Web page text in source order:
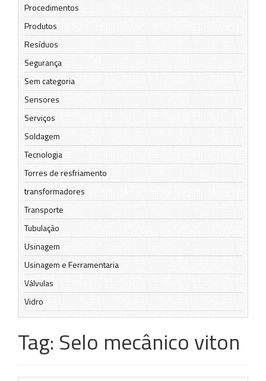
Procedimentos
Produtos
Resíduos
Segurança
Sem categoria
Sensores
Serviços
Soldagem
Tecnologia
Torres de resfriamento
transformadores
Transporte
Tubulação
Usinagem
Usinagem e Ferramentaria
Válvulas
Vidro
Tag: Selo mecânico viton